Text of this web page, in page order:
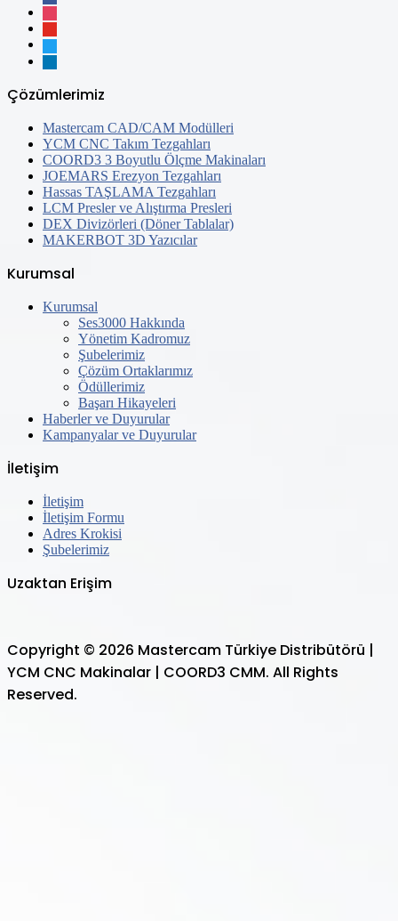
instagram
youtube
twitter
linkedin
Çözümlerimiz
Mastercam CAD/CAM Modülleri
YCM CNC Takım Tezgahları
COORD3 3 Boyutlu Ölçme Makinaları
JOEMARS Erezyon Tezgahları
Hassas TAŞLAMA Tezgahları
LCM Presler ve Alıştırma Presleri
DEX Divizörleri (Döner Tablalar)
MAKERBOT 3D Yazıcılar
Kurumsal
Kurumsal
Ses3000 Hakkında
Yönetim Kadromuz
Şubelerimiz
Çözüm Ortaklarımız
Ödüllerimiz
Başarı Hikayeleri
Haberler ve Duyurular
Kampanyalar ve Duyurular
İletişim
İletişim
İletişim Formu
Adres Krokisi
Şubelerimiz
Uzaktan Erişim
Copyright © 2026 Mastercam Türkiye Distribütörü |
YCM CNC Makinalar | COORD3 CMM. All Rights
Reserved.